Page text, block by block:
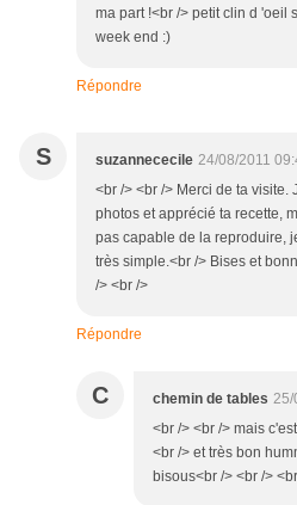
ma part !<br /> petit clin d 'oeil
week end :)
Répondre
S suzannececile 24/08/2011
<br /> <br /> Merci de ta
photos et apprécié ta recette,
pas capable de la reproduire,
très simple.<br /> Bises et
/> <br />
Répondre
C chemin de tables 25/
<br /> <br /> mais
<br /> et très bon
bisous<br /> <br />